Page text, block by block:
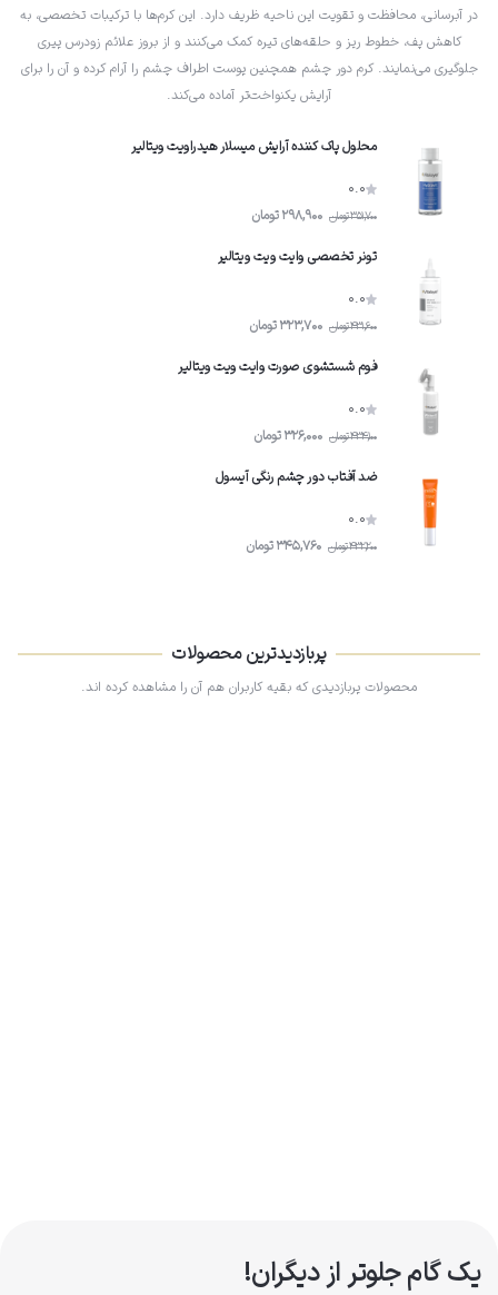
05
استفاده منظم
برای کمک به کاهش تیرگی، پف و خطوط ریز دور چشم، صبح و شب به‌صورت
در آبرسانی، محافظت و تقویت این ناحیه ظریف دارد. این کرم‌ها با ترکیبات تخصصی، به
کاهش پف، خطوط ریز و حلقه‌های تیره کمک می‌کنند و از بروز علائم زودرس پیری
جلوگیری می‌نمایند. کرم دور چشم همچنین پوست اطراف چشم را آرام کرده و آن را برای
آرایش یکنواخت‌تر آماده می‌کند.
محلول پاک کننده آرایش میسلار هیدراویت ویتالیر
0.0
351,700تومان 298,900تومان
تونر تخصصی وایت ویت ویتالیر
0.0
431,600تومان 323,700تومان
فوم شستشوی صورت وایت ویت ویتالیر
0.0
434,100تومان 326,000تومان
ضد آفتاب دور چشم رنگی آیسول
0.0
432,200تومان 345,760تومان
پربازدیدترین محصولات
محصولات پربازدیدی که بقیه کاربران هم آن را مشاهده کرده اند.
یک گام جلوتر از دیگران!